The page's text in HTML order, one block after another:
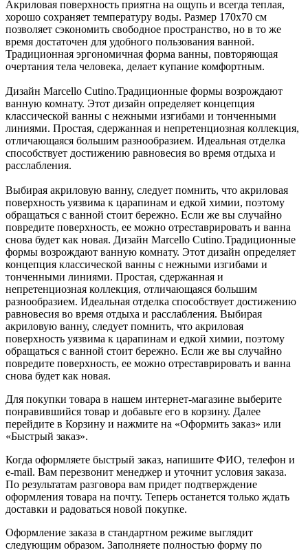
Акриловая поверхность приятна на ощупь и всегда теплая,
хорошо сохраняет температуру воды. Размер 170х70 см
позволяет сэкономить свободное пространство, но в то же
время достаточен для удобного пользования ванной.
Традиционная эргономичная форма ванны, повторяющая
очертания тела человека, делает купание комфортным.
Дизайн Marcello Cutino.Традиционные формы возрождают
ванную комнату. Этот дизайн определяет концепция
классической ванны с нежными изгибами и тонченными
линиями. Простая, сдержанная и непретенциозная коллекция,
отличающаяся большим разнообразием. Идеальная отделка
способствует достижению равновесия во время отдыха и
расслабления.
Выбирая акриловую ванну, следует помнить, что акриловая
поверхность уязвима к царапинам и едкой химии, поэтому
обращаться с ванной стоит бережно. Если же вы случайно
повредите поверхность, ее можно отреставрировать и ванна
снова будет как новая. Дизайн Marcello Cutino.Традиционные
формы возрождают ванную комнату. Этот дизайн определяет
концепция классической ванны с нежными изгибами и
тонченными линиями. Простая, сдержанная и
непретенциозная коллекция, отличающаяся большим
разнообразием. Идеальная отделка способствует достижению
равновесия во время отдыха и расслабления. Выбирая
акриловую ванну, следует помнить, что акриловая
поверхность уязвима к царапинам и едкой химии, поэтому
обращаться с ванной стоит бережно. Если же вы случайно
повредите поверхность, ее можно отреставрировать и ванна
снова будет как новая.
Для покупки товара в нашем интернет-магазине выберите
понравившийся товар и добавьте его в корзину. Далее
перейдите в Корзину и нажмите на «Оформить заказ» или
«Быстрый заказ».
Когда оформляете быстрый заказ, напишите ФИО, телефон и
e-mail. Вам перезвонит менеджер и уточнит условия заказа.
По результатам разговора вам придет подтверждение
оформления товара на почту. Теперь останется только ждать
доставки и радоваться новой покупке.
Оформление заказа в стандартном режиме выглядит
следующим образом. Заполняете полностью форму по